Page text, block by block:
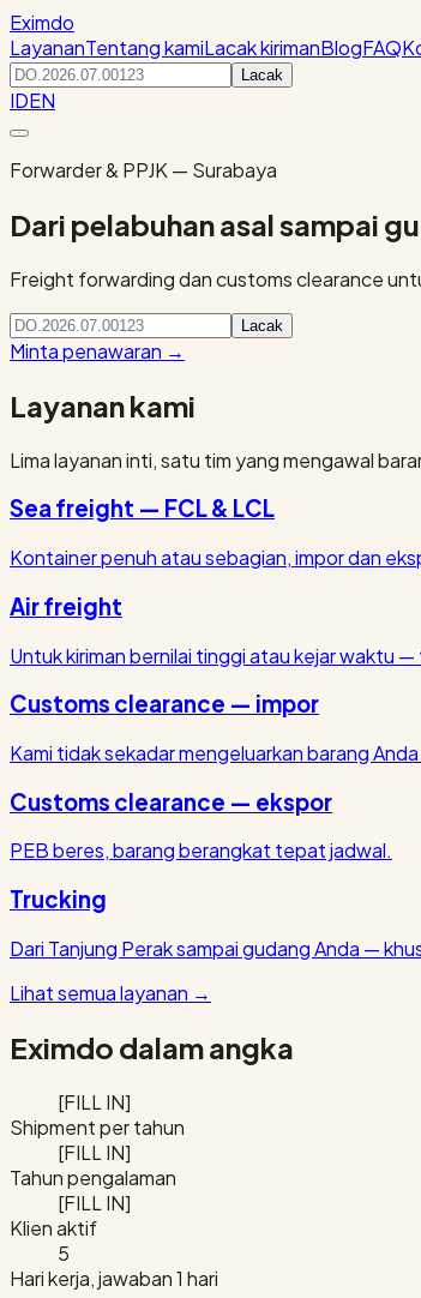
Eximdo
LayananTentang kamiLacak kirimanBlogFAQ
Lacak
IDEN
Forwarder & PPJK — Surabaya
Dari pelabuhan asal sampai
Freight forwarding dan customs clearance
Lacak
Minta penawaran →
Layanan kami
Lima layanan inti, satu tim yang mengawal
Sea freight — FCL & LCL
Kontainer penuh atau sebagian, impor dan
Air freight
Untuk kiriman bernilai tinggi atau kejar waktu —
Customs clearance — impor
Kami tidak sekadar mengeluarkan barang
Customs clearance — ekspor
PEB beres, barang berangkat tepat jadwal.
Trucking
Dari Tanjung Perak sampai gudang Anda —
Lihat semua layanan →
Eximdo dalam angka
[FILL IN]
Shipment per tahun
[FILL IN]
Tahun pengalaman
[FILL IN]
Klien aktif
5
Hari kerja, jawaban 1 hari